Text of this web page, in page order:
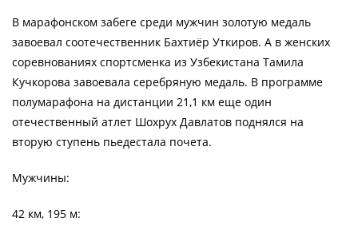
В марафонском забеге среди мужчин золотую медаль
завоевал соотечественник Бахтиёр Уткиров. А в женских
соревнованиях спортсменка из Узбекистана Тамила
Кучкорова завоевала серебряную медаль. В программе
полумарафона на дистанции 21,1 км еще один
отечественный атлет Шохрух Давлатов поднялся на
вторую ступень пьедестала почета.
Мужчины:
42 км, 195 м: